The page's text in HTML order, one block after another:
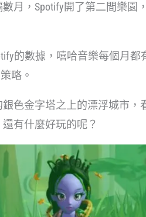
數月，Spotify開了第二間樂園
的數據，嘻哈音樂每個月都
略。
色金字塔之上的漂浮城市，
有什麼好玩的呢？